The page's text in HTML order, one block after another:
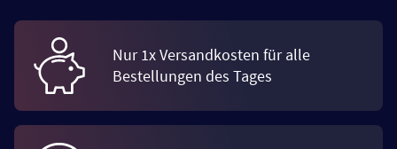
Nur 1x Versandkosten für alle
Bestellungen des Tages